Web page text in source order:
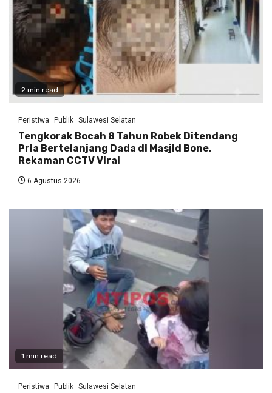
2 min read
Peristiwa Publik Sulawesi Selatan
Tengkorak Bocah 8 Tahun Robek Ditendang
Pria Bertelanjang Dada di Masjid Bone,
Rekaman CCTV Viral
6 Agustus 2026
1 min read
Peristiwa Publik Sulawesi Selatan